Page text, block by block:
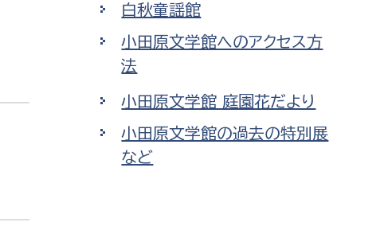
白秋童謡館
小田原文学館へのアクセス方
法
小田原文学館 庭園花だより
小田原文学館の過去の特別展
など